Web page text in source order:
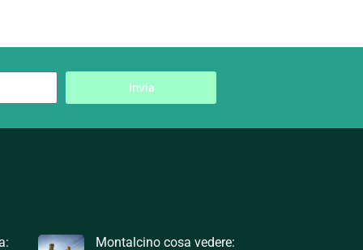
Invia
Montalcino cosa vedere: